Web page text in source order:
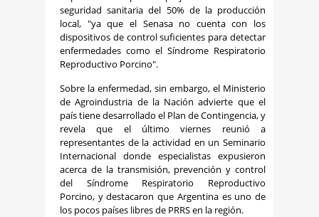
seguridad sanitaria del 50% de la producción
local, "ya que el Senasa no cuenta con los
dispositivos de control suficientes para detectar
enfermedades como el Síndrome Respiratorio
Reproductivo Porcino".
Sobre la enfermedad, sin embargo, el Ministerio
de Agroindustria de la Nación advierte que el
país tiene desarrollado el Plan de Contingencia, y
revela que el último viernes reunió a
representantes de la actividad en un Seminario
Internacional donde especialistas expusieron
acerca de la transmisión, prevención y control
del Síndrome Respiratorio Reproductivo
Porcino, y destacaron que Argentina es uno de
los pocos países libres de PRRS en la región.